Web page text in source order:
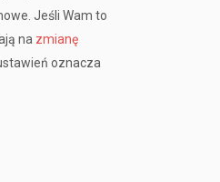
Jeśli Wam to
na zmianę
oznacza